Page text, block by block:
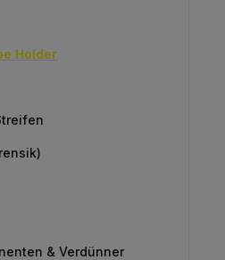
Holder
& Verdünner